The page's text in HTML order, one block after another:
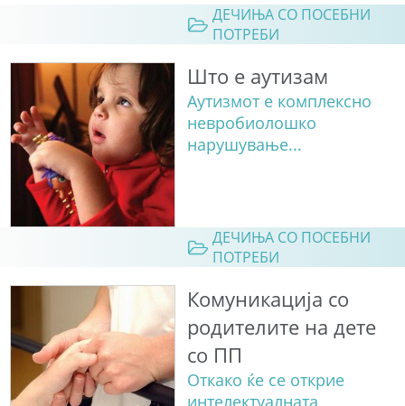
ДЕЧИЊА СО ПОСЕБНИ
ПОТРЕБИ
Што е аутизам
Аутизмот е комплексно
невробиолошко
нарушување...
ДЕЧИЊА СО ПОСЕБНИ
ПОТРЕБИ
Комуникација со
родителите на дете
со ПП
Откако ќе се открие